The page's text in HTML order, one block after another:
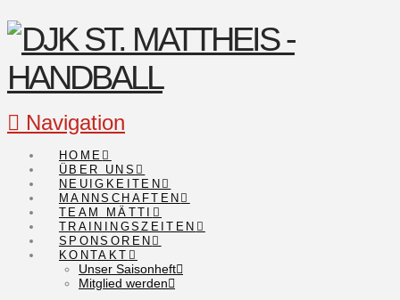
Navigation
HOME
ÜBER UNS
NEUIGKEITEN
MANNSCHAFTEN
TEAM MÄTTI
TRAININGSZEITEN
SPONSOREN
KONTAKT
Unser Saisonheft
Mitglied werden